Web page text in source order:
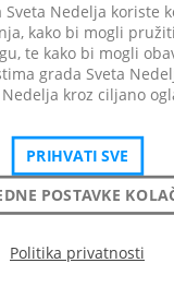
Nedelja koriste
kako bi mogli
te kako bi mogli
grada Sveta
kroz ciljano
PRIHVATI SVE
POSTAVKE
Politika privatnosti